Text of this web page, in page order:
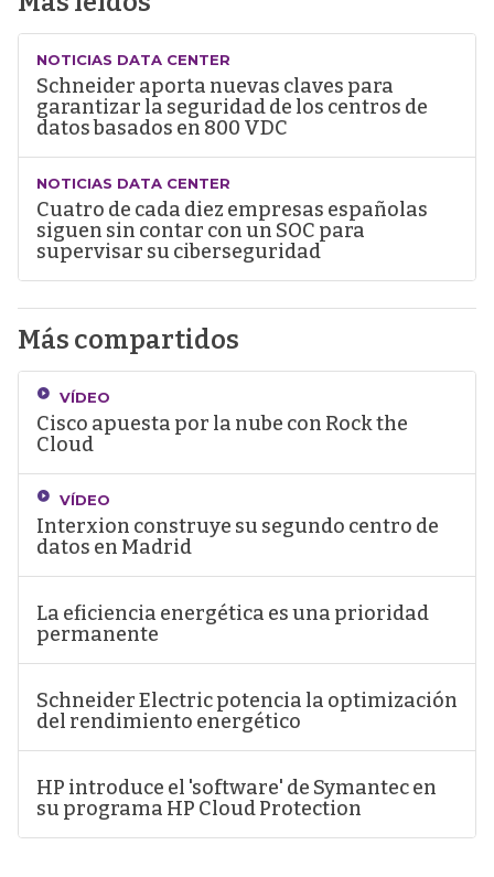
NOTICIAS DATA CENTER
Schneider aporta nuevas claves para
garantizar la seguridad de los centros de
datos basados en 800 VDC
NOTICIAS DATA CENTER
Cuatro de cada diez empresas españolas
siguen sin contar con un SOC para
supervisar su ciberseguridad
Más compartidos
VÍDEO
Cisco apuesta por la nube con Rock the
Cloud
VÍDEO
Interxion construye su segundo centro de
datos en Madrid
La eficiencia energética es una prioridad
permanente
Schneider Electric potencia la optimización
del rendimiento energético
HP introduce el 'software' de Symantec en
su programa HP Cloud Protection